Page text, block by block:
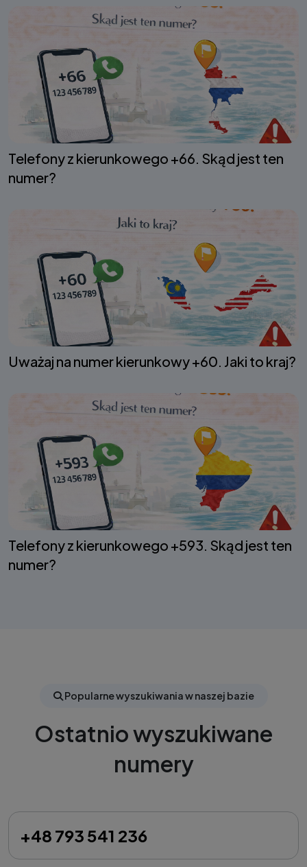
Telefony z kierunkowego +66. Skąd jest ten
numer?
Uważaj na numer kierunkowy +60. Jaki to kraj?
Telefony z kierunkowego +593. Skąd jest ten
numer?
Popularne wyszukiwania w naszej bazie
Ostatnio wyszukiwane
numery
+48 793 541 236